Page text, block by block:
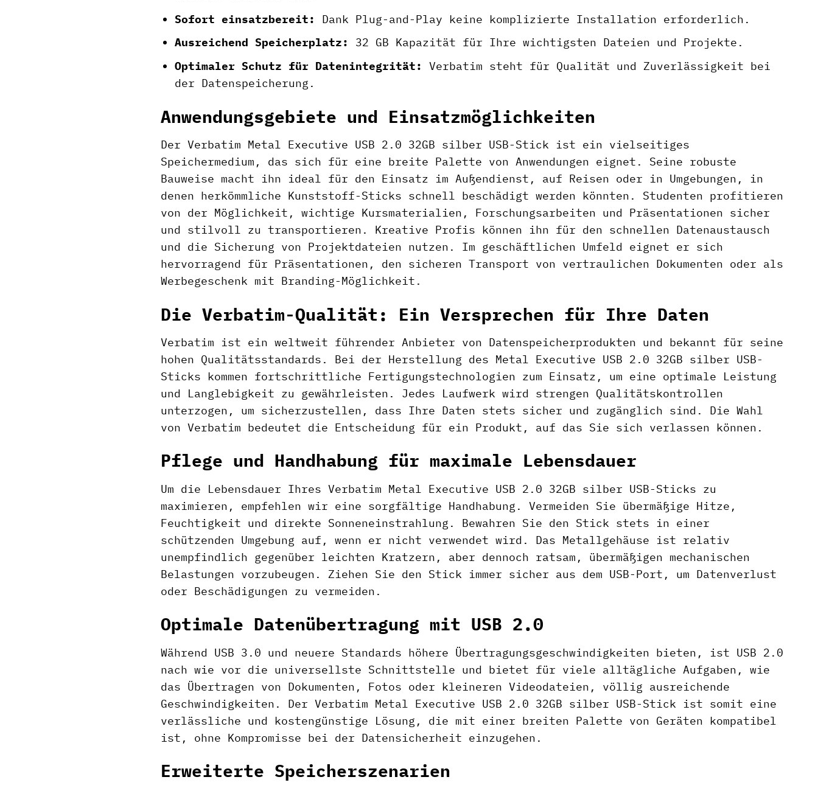
Sofort einsatzbereit:
Dank Plug-and-Play keine komplizierte Installation erforderlich.
Ausreichend Speicherplatz:
32 GB Kapazität für Ihre wichtigsten Dateien und Projekte.
Optimaler Schutz für Datenintegrität:
Verbatim steht für Qualität und Zuverlässigkeit bei
der Datenspeicherung.
Anwendungsgebiete und Einsatzmöglichkeiten
Der Verbatim Metal Executive USB 2.0 32GB silber USB-Stick ist ein vielseitiges
Speichermedium, das sich für eine breite Palette von Anwendungen eignet. Seine robuste
Bauweise macht ihn ideal für den Einsatz im Außendienst, auf Reisen oder in Umgebungen, in
denen herkömmliche Kunststoff-Sticks schnell beschädigt werden könnten. Studenten profitieren
von der Möglichkeit, wichtige Kursmaterialien, Forschungsarbeiten und Präsentationen sicher
und stilvoll zu transportieren. Kreative Profis können ihn für den schnellen Datenaustausch
und die Sicherung von Projektdateien nutzen. Im geschäftlichen Umfeld eignet er sich
hervorragend für Präsentationen, den sicheren Transport von vertraulichen Dokumenten oder als
Werbegeschenk mit Branding-Möglichkeit.
Die Verbatim-Qualität: Ein Versprechen für Ihre Daten
Verbatim ist ein weltweit führender Anbieter von Datenspeicherprodukten und bekannt für seine
hohen Qualitätsstandards. Bei der Herstellung des Metal Executive USB 2.0 32GB silber USB-
Sticks kommen fortschrittliche Fertigungstechnologien zum Einsatz, um eine optimale Leistung
und Langlebigkeit zu gewährleisten. Jedes Laufwerk wird strengen Qualitätskontrollen
unterzogen, um sicherzustellen, dass Ihre Daten stets sicher und zugänglich sind. Die Wahl
von Verbatim bedeutet die Entscheidung für ein Produkt, auf das Sie sich verlassen können.
Pflege und Handhabung für maximale Lebensdauer
Um die Lebensdauer Ihres Verbatim Metal Executive USB 2.0 32GB silber USB-Sticks zu
maximieren, empfehlen wir eine sorgfältige Handhabung. Vermeiden Sie übermäßige Hitze,
Feuchtigkeit und direkte Sonneneinstrahlung. Bewahren Sie den Stick stets in einer
schützenden Umgebung auf, wenn er nicht verwendet wird. Das Metallgehäuse ist relativ
unempfindlich gegenüber leichten Kratzern, aber dennoch ratsam, übermäßigen mechanischen
Belastungen vorzubeugen. Ziehen Sie den Stick immer sicher aus dem USB-Port, um Datenverlust
oder Beschädigungen zu vermeiden.
Optimale Datenübertragung mit USB 2.0
Während USB 3.0 und neuere Standards höhere Übertragungsgeschwindigkeiten bieten, ist USB 2.0
nach wie vor die universellste Schnittstelle und bietet für viele alltägliche Aufgaben, wie
das Übertragen von Dokumenten, Fotos oder kleineren Videodateien, völlig ausreichende
Geschwindigkeiten. Der Verbatim Metal Executive USB 2.0 32GB silber USB-Stick ist somit eine
verlässliche und kostengünstige Lösung, die mit einer breiten Palette von Geräten kompatibel
ist, ohne Kompromisse bei der Datensicherheit einzugehen.
Erweiterte Speicherszenarien